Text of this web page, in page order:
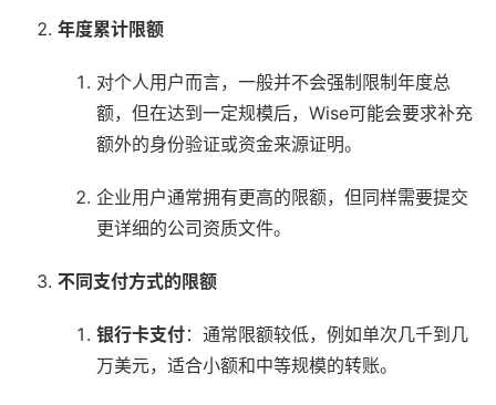
年度累计限额
对个人用户而言，一般并不会强制限制年度总
额，但在达到一定规模后，Wise可能会要求补充
额外的身份验证或资金来源证明。
企业用户通常拥有更高的限额，但同样需要提交
更详细的公司资质文件。
不同支付方式的限额
银行卡支付：通常限额较低，例如单次几千到几
万美元，适合小额和中等规模的转账。